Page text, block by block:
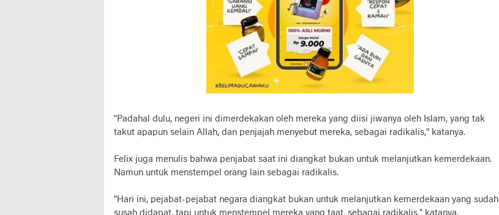
"Padahal dulu, negeri ini dimerdekakan oleh mereka yang diisi jiwanya oleh Islam, yang tak
takut apapun selain Allah, dan penjajah menyebut mereka, sebagai radikalis," katanya.
Felix juga menulis bahwa penjabat saat ini diangkat bukan untuk melanjutkan kemerdekaan.
Namun untuk menstempel orang lain sebagai radikalis.
"Hari ini, pejabat-pejabat negara diangkat bukan untuk melanjutkan kemerdekaan yang sudah